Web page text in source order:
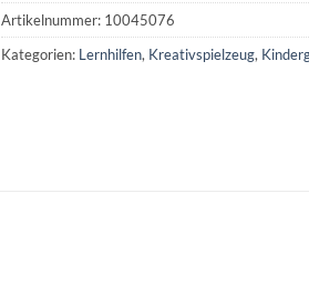
Artikelnummer: 10045076
Kategorien: Lernhilfen, Kreativspielzeug,